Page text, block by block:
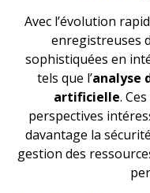
Avec l’évolution
enregistreuses
sophistiquées en
tels que l’analyse
artificielle.
perspectives
davantage la
gestion des